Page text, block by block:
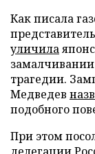
Как писала
уличила
трагедии.
Медведев
подобного
При этом